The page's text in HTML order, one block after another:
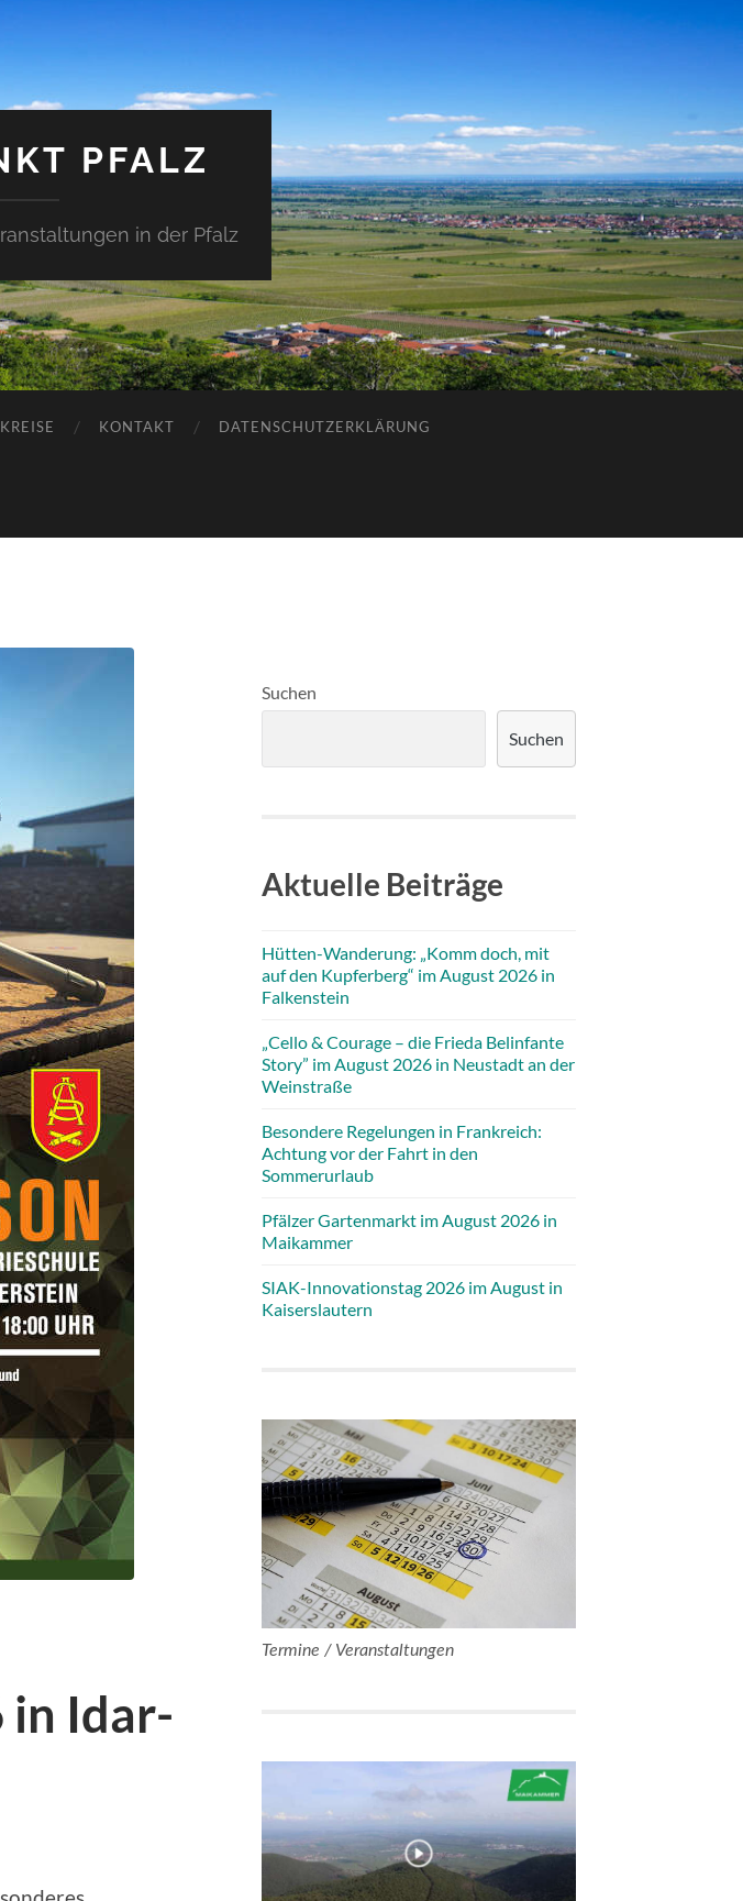
PFALZ
in der Pfalz
KONTAKT DATENSCHUTZERKLÄRUNG
in Idar-
Suchen
Suchen
Aktuelle Beiträge
Hütten-Wanderung: „Komm doch, mit
auf den Kupferberg“ im August 2026 in
Falkenstein
„Cello & Courage – die Frieda Belinfante
Story” im August 2026 in Neustadt an der
Weinstraße
Besondere Regelungen in Frankreich:
Achtung vor der Fahrt in den
Sommerurlaub
Pfälzer Gartenmarkt im August 2026 in
Maikammer
SIAK-Innovationstag 2026 im August in
Kaiserslautern
Termine / Veranstaltungen